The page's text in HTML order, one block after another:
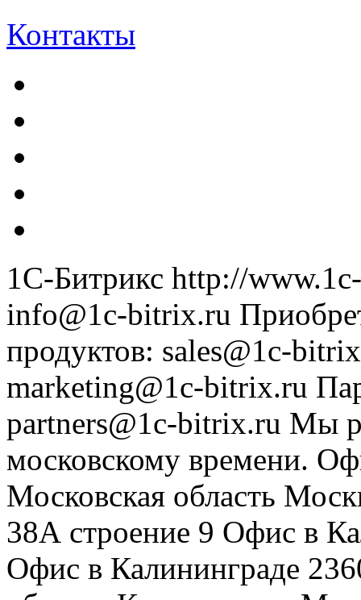
Контакты
1С-Битрикс http://
info@1c-bitrix.ru
продуктов: sales@1c-
marketing@1c-bitrix.ru
partners@1c-bitrix.ru Мы
московскому времени.
Московская область
38А строение 9 Офис в
Офис в Калининграде